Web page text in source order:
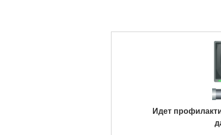
Идет